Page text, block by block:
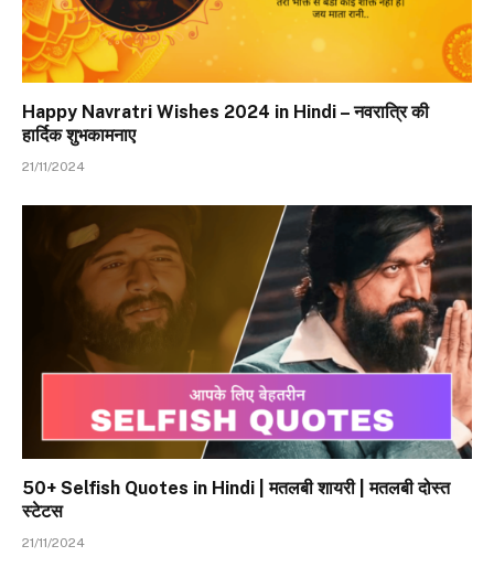
Happy Navratri Wishes 2024 in Hindi – नवरात्रि की
हार्दिक शुभकामनाए
21/11/2024
50+ Selfish Quotes in Hindi | मतलबी शायरी | मतलबी दोस्त
स्टेटस
21/11/2024